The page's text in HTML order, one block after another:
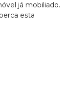
já mobiliado.
esta